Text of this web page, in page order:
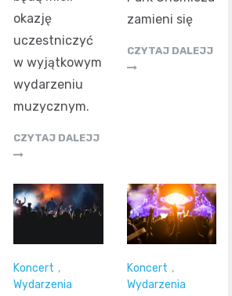
okazję
uczestniczyć
w wyjątkowym
wydarzeniu
muzycznym.
CZYTAJ DALEJJ
zamieni się
CZYTAJ DALEJJ
Koncert ,
Wydarzenia
Koncert ,
Wydarzenia